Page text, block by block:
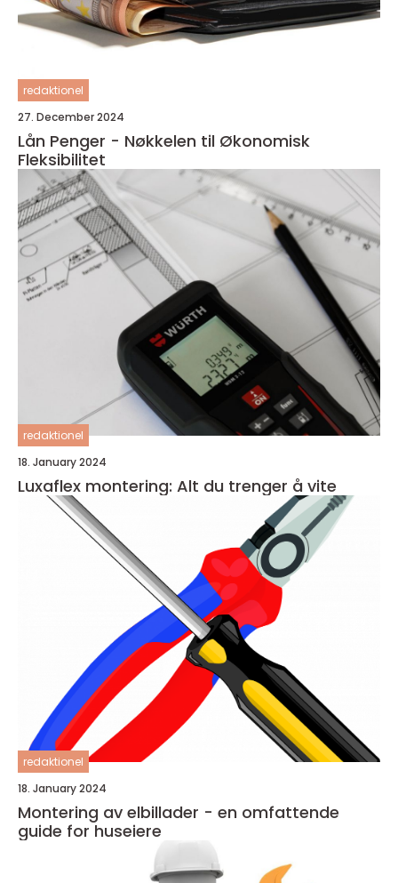
redaktionel
27. December 2024
Lån Penger - Nøkkelen til Økonomisk
Fleksibilitet
redaktionel
18. January 2024
Luxaflex montering: Alt du trenger å vite
redaktionel
18. January 2024
Montering av elbillader - en omfattende
guide for huseiere